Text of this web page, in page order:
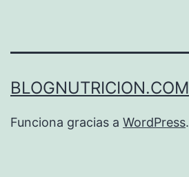
BLOGNUTRICION.COM
Funciona gracias a WordPress.